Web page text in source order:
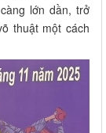
lớn dần, trở
thuật một cách